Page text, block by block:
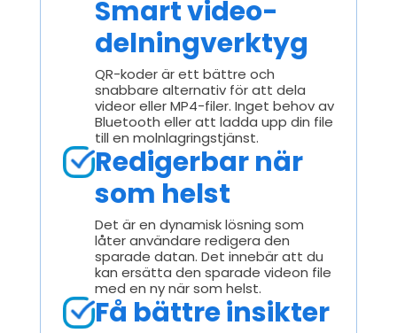
Smart video-
delningverktyg
QR-koder är ett bättre och
snabbare alternativ för att dela
videor eller MP4-filer. Inget behov av
Bluetooth eller att ladda upp din file
till en molnlagringstjänst.
Redigerbar när
som helst
Det är en dynamisk lösning som
låter användare redigera den
sparade datan. Det innebär att du
kan ersätta den sparade videon file
med en ny när som helst.
Få bättre insikter